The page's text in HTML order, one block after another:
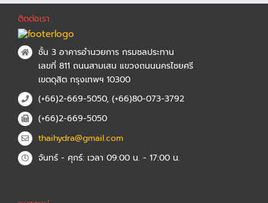
ติดต่อเรา
ชั้น 3 อาคารอำนวยการ กรมชลประทาน
เลขที่ 811 ถนนสามเสน แขวงถนนนครไชยศรี
เขตดุสิต กรุงเทพฯ 10300
(+66)2-669-5050, (+66)80-073-3792
(+66)2-669-5050
thaihydra@gmail.com
จันทร์ - ศุกร์: เวลา 09:00 น. - 17:00 น.